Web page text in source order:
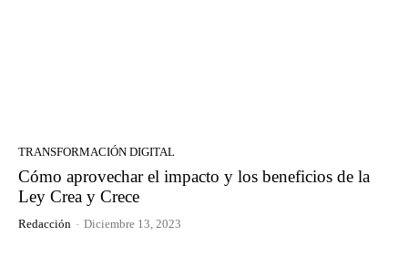
TRANSFORMACIÓN DIGITAL
Cómo aprovechar el impacto y los beneficios de la
Ley Crea y Crece
Redacción - Diciembre 13, 2023